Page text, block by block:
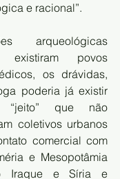
e racional”.
arqueológicas
existiram povos
os drávidas,
poderia já existir
que não
coletivos urbanos
comercial com
e Mesopotâmia
Iraque e Síria e